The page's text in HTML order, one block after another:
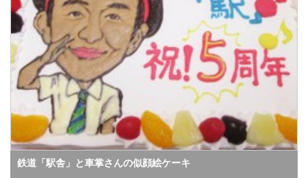
鉄道「駅舎」と車掌さんの似顔絵ケーキ